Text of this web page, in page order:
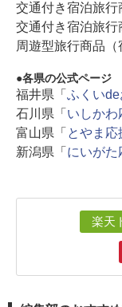
交通付き宿泊旅行
交通付き宿泊旅行
周遊型旅行商品（
各県の公式ページ
福井県「 ふくい
石川県「 いしかわ
富山県「 とやま応
新潟県「 にいがた
楽天